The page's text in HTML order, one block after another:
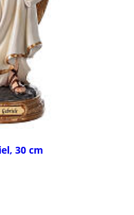
30 cm